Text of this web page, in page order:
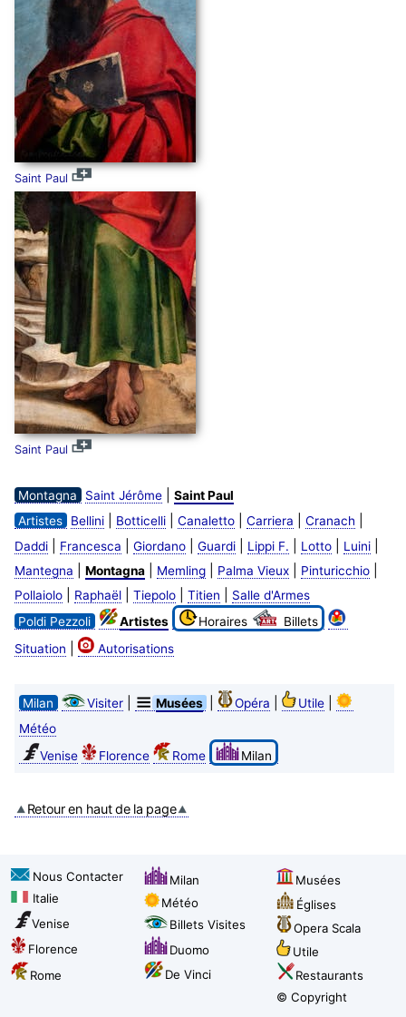
Saint Paul
Saint Paul
Montagna Saint Jérôme| Saint Paul
Artistes
Bellini| Botticelli| Canaletto| Carriera Cranach
Daddi| Francesca Giordano| Guardi| Lippi F. Lotto| Luini|
Mantegna Montagna| Memling| Palma Vieux| Pinturicchio|
Pollaiolo| Raphaël| Tiepolo| Titien
Salle d'Armes
Poldi Pezzoli
Artistes Horaires
Billets
Situation
Autorisations
Milan Visiter| Musées Opéra Utile|
Météo
Venise
Florence Rome Milan
Retour en haut de la page
Nous Contacter
Italie
Venise
Florence
Rome
Milan
Météo
Billets Visites
Duomo
De Vinci
Musées
Églises
Opera Scala
Utile
Restaurants
© Copyright